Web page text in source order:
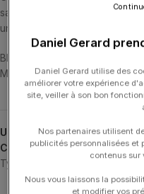
sans griffe, ni serti, au contact
un symbole de chance.
BRACELET CORDON GRIS
MULTI-FACETTÉE (7.32
UGS :
1015X48B144
Catégories : Bracelets,
Typologies
Daniel Gerard
Daniel Gerard utilise des
améliorer votre expérience
site, veiller à son bon
Nos partenaires utilisent
publicités personnalisées et
contenus sur
Nous vous laissons la
et modifier vos